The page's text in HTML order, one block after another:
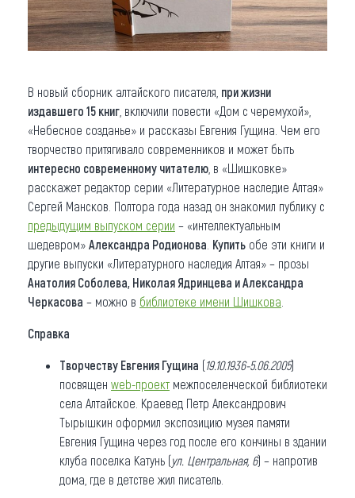
В новый сборник алтайского писателя, при жизни
издавшего 15 книг , включили повести «Дом с черемухой»,
«Небесное созданье» и рассказы Евгения Гущина. Чем его
творчество притягивало современников и может быть
интересно современному читателю , в «Шишковке»
расскажет редактор серии «Литературное наследие Алтая»
Сергей Мансков. Полтора года назад он знакомил публику с
предыдущим выпуском серии – «интеллектуальным
шедевром» Александра Родионова Купить обе эти книги и
другие выпуски «Литературного наследия Алтая» – прозы
Анатолия Соболева, Николая Ядринцева и Александра
Черкасова – можно в библиотеке имени Шишкова
Справка
Творчеству Евгения Гущина (19.10.1936-5.06.2005)
посвящен web-проект межпоселенческой библиотеки
села Алтайское. Краевед Петр Александрович
Тырышкин оформил экспозицию музея памяти
Евгения Гущина через год после его кончины в здании
клуба поселка Катунь (ул. Центральная, 6) – напротив
дома, где в детстве жил писатель.